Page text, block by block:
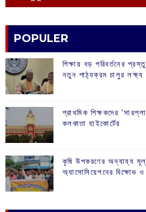
POPULER
শিক্ষায় বড় পরিবর্তনের
নতুন পাঠ্যক্রম চালুর লক্ষ্য
প্রাথমিক শিক্ষকদের
কলকাতা হাইকোর্টের
কৃষি উপকরণের অন্যায্য
অ্যাসোসিয়েশনের বিক্ষোভ ও